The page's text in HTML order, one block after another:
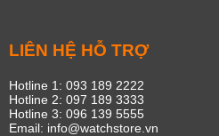
LIÊN HỆ HỖ TRỢ
Hotline 1: 093 189 2222
Hotline 2: 097 189 3333
Hotline 3: 096 139 5555
Email: info@watchstore.vn